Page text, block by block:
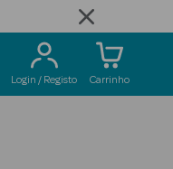
Login / Registo Carrinho